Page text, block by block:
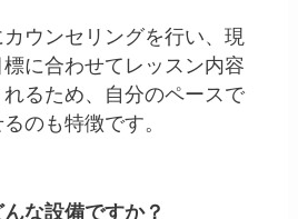
カウンセリングを行い、現
に合わせてレッスン内容
るため、自分のペースで
のも特徴です。
な設備ですか？